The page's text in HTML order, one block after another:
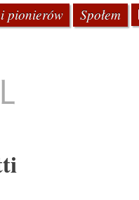
pionierów Społem